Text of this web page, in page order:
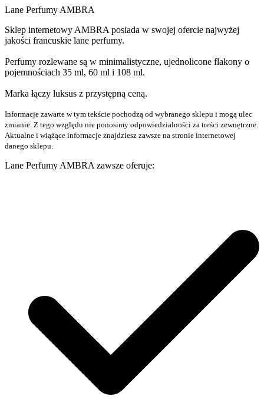
Lane Perfumy AMBRA
Sklep internetowy AMBRA posiada w swojej ofercie najwyżej
jakości francuskie lane perfumy.
Perfumy rozlewane są w minimalistyczne, ujednolicone flakony o
pojemnościach 35 ml, 60 ml i 108 ml.
Marka łączy luksus z przystępną ceną.
Informacje zawarte w tym tekście pochodzą od wybranego sklepu i mogą ulec
zmianie. Z tego względu nie ponosimy odpowiedzialności za treści zewnętrzne.
Aktualne i wiążące informacje znajdziesz zawsze na stronie internetowej
danego sklepu.
Lane Perfumy AMBRA zawsze oferuje: